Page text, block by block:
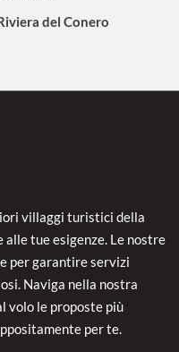
del Conero
villaggi turistici della
tue esigenze. Le nostre
per garantire servizi
Naviga nella nostra
volo le proposte più
per te.